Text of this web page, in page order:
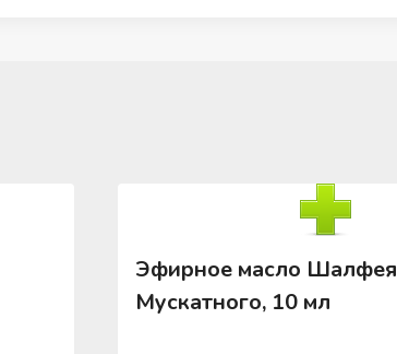
Эфирное масло Шалфея
Мускатного, 10 мл